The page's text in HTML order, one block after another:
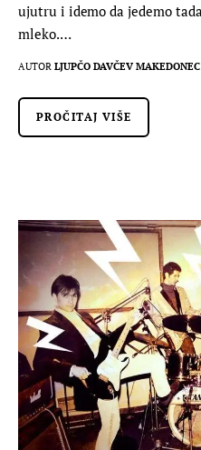
ujutru i idemo da jedemo
mleko.…
AUTOR LJUPČO DAVČEV MAKEDONEC
PROČITAJ VIŠE